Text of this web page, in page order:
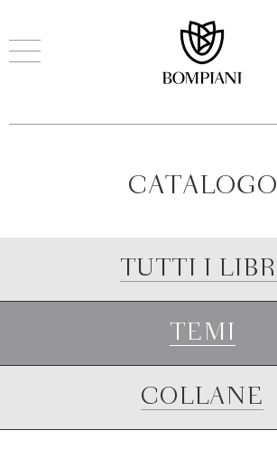
CATALOGO
TUTTI I LIBRI
TEMI
COLLANE